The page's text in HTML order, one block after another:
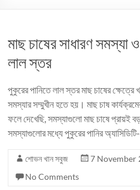
মাছ চাষের সাধারণ সমস্যা
লাল স্তর
পুকুরের পানিতে লাল স্তর মাছ চাষের ক্ষেত্রে
সমস্যার সম্মুখীন হতে হয়। মাছ চাষ
ফলে দেখেছি, সমস্যাগুলো মাছ চাষে প্রায়ই
সমস্যাগুলোর মধ্যে পুকুরের পানির অ্যাসিডিটি-
শোভন খান সবুজ 7 November
No Comments